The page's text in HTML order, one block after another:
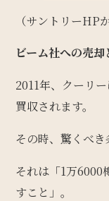
（サントリーHP
ビーム社への売
2011年、クーリ
買収されます。
その時、驚くべき
それは「1万6000
すこと」。